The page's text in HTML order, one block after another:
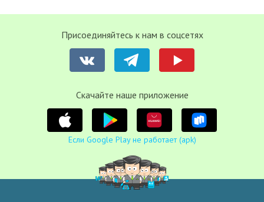
Присоединяйтесь к нам в соцсетях
Cкачайте наше приложение
Если Google Play не работает (apk)